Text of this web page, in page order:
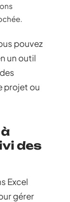
pouvez
un outil
projet ou
des
Excel
gérer